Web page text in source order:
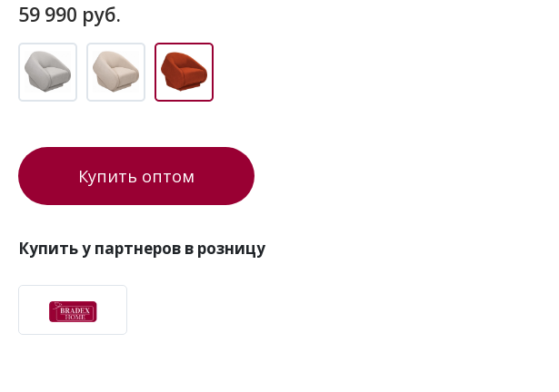
59 990 руб.
Купить оптом
Купить у партнеров в розницу